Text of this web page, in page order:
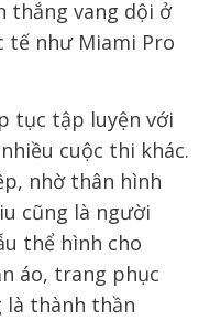
thắng vang dội ở
tế như Miami Pro
tục tập luyện với
cuộc thi khác.
nhờ thân hình
cũng là người
thể hình cho
áo, trang phục
là thành thần